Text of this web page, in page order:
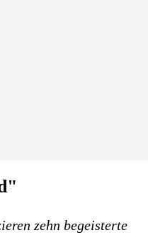
zehn begeisterte